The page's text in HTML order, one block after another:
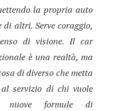
la propria auto
di altri. Serve coraggio,
di visione. Il car
è una realtà, ma
di diverso che metta
al servizio di chi vuole
nuove formule di